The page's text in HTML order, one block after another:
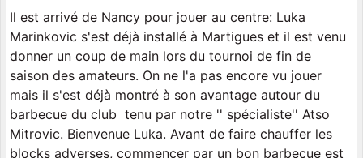
Il est arrivé de Nancy pour jouer au centre: Luka
Marinkovic s'est déjà installé à Martigues et il est venu
donner un coup de main lors du tournoi de fin de
saison des amateurs. On ne l'a pas encore vu jouer
mais il s'est déjà montré à son avantage autour du
barbecue du club tenu par notre '' spécialiste'' Atso
Mitrovic. Bienvenue Luka. Avant de faire chauffer les
blocks adverses, commencer par un bon barbecue est